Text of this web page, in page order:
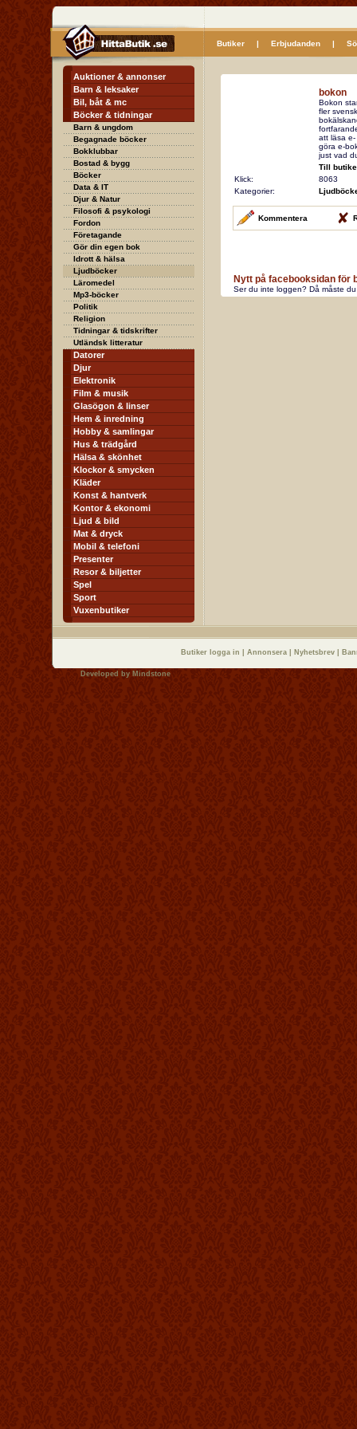
Butiker| Erbjudanden|
Auktioner & annonser
Barn & leksaker
Bil, båt & mc
Böcker & tidningar
Barn & ungdom
Begagnade böcker
Bokklubbar
Bostad & bygg
Böcker
Data & IT
Djur & Natur
Filosofi & psykologi
Fordon
Företagande
Gör din egen bok
Idrott & hälsa
Ljudböcker
Läromedel
Mp3-böcker
Politik
Religion
Tidningar & tidskrifter
Utländsk litteratur
Datorer
Djur
Elektronik
Film & musik
Glasögon & linser
Hem & inredning
Hobby & samlingar
Hus & trädgård
Hälsa & skönhet
Klockor & smycken
Kläder
Konst & hantverk
Kontor & ekonomi
Ljud & bild
Mat & dryck
Mobil & telefoni
Presenter
Resor & biljetter
Spel
Sport
Vuxenbutiker
bokon
Bokon
fler
att läsa
göra e-
just vad
Till
Klick:
8063
Kategorier:
Kommentera
Nytt på facebooksidan för
Ser du inte loggen? Då måste
Butiker logga in Annonsera Nyhetsbrev
Developed by Mindstone